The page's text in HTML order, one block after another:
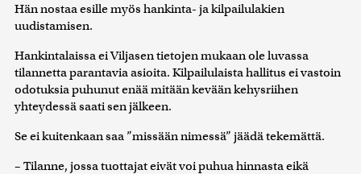
Hän nostaa esille myös hankinta- ja kilpailulakien
uudistamisen.
Hankintalaissa ei Viljasen tietojen mukaan ole luvassa
tilannetta parantavia asioita. Kilpailulaista hallitus ei vastoin
odotuksia puhunut enää mitään kevään kehysriihen
yhteydessä saati sen jälkeen.
Se ei kuitenkaan saa ”missään nimessä” jäädä tekemättä.
– Tilanne, jossa tuottajat eivät voi puhua hinnasta eikä